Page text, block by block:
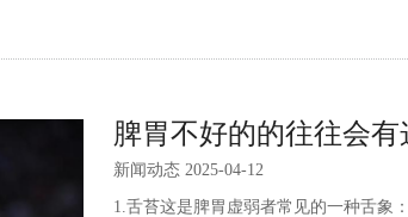
脾胃不好的的往往会有
新闻动态 2025-04-12
1.舌苔这是脾胃虚弱者常见的一种舌象